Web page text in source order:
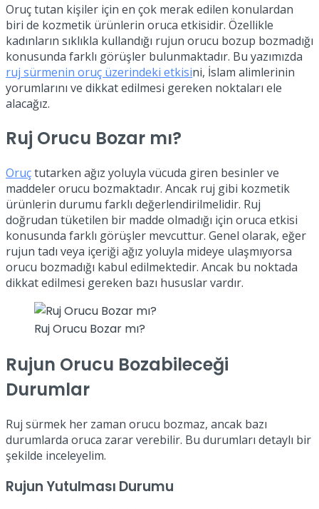
Oruç tutan kişiler için en çok merak edilen konulardan
biri de kozmetik ürünlerin oruca etkisidir. Özellikle
kadınların sıklıkla kullandığı rujun orucu bozup bozmadığı
konusunda farklı görüşler bulunmaktadır. Bu yazımızda
ruj sürmenin oruç üzerindeki etkisini, İslam alimlerinin
yorumlarını ve dikkat edilmesi gereken noktaları ele
alacağız.
Ruj Orucu Bozar mı?
Oruçtutarken ağız yoluyla vücuda giren besinler ve
maddeler orucu bozmaktadır. Ancak ruj gibi kozmetik
ürünlerin durumu farklı değerlendirilmelidir. Ruj
doğrudan tüketilen bir madde olmadığı için oruca etkisi
konusunda farklı görüşler mevcuttur. Genel olarak, eğer
rujun tadı veya içeriği ağız yoluyla mideye ulaşmıyorsa
orucu bozmadığı kabul edilmektedir. Ancak bu noktada
dikkat edilmesi gereken bazı hususlar vardır.
Ruj Orucu Bozar mı?
Rujun Orucu Bozabileceği
Durumlar
Ruj sürmek her zaman orucu bozmaz, ancak bazı
durumlarda oruca zarar verebilir. Bu durumları detaylı bir
şekilde inceleyelim.
Rujun Yutulması Durumu